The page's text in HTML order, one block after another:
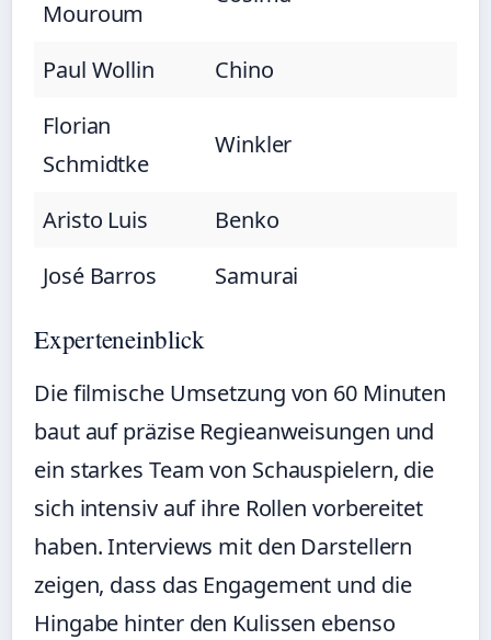
Mouroum
Paul Wollin
Chino
Florian
Schmidtke
Winkler
Aristo Luis
Benko
José Barros
Samurai
Experteneinblick
Die filmische Umsetzung von 60 Minuten
baut auf präzise Regieanweisungen und
ein starkes Team von Schauspielern, die
sich intensiv auf ihre Rollen vorbereitet
haben. Interviews mit den Darstellern
zeigen, dass das Engagement und die
Hingabe hinter den Kulissen ebenso